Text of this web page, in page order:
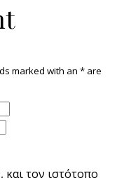
marked with an * are
τον ιστότοπο